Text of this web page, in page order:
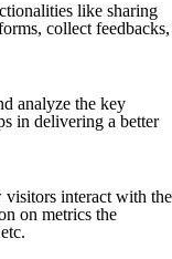
like sharing
collect feedbacks,
analyze the key
in delivering a better
visitors interact with the
on metrics the